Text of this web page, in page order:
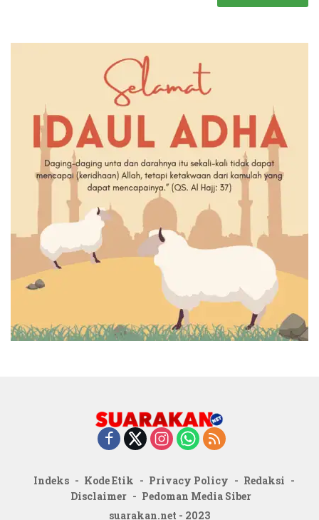
Indeks Kode Etik Privacy Policy
Redaksi
Disclaimer
Pedoman Media Siber
suarakan.net - 2023